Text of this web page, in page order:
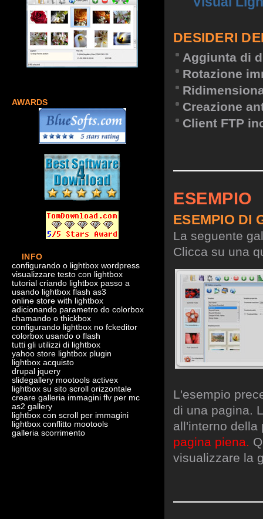
AWARDS
INFO
configurando o lightbox wordpress
visualizzare testo con lightbox
tutorial criando lightbox passo a
usando lightbox flash as3
online store with lightbox
adicionando parametro do colorbox
chamando o thickbox
configurando lightbox no fckeditor
colorbox usando o flash
tutti gli utilizzi di lightbox
yahoo store lightbox plugin
lightbox acquisto
drupal jquery
slidegallery mootools activex
lightbox su sito scroll orizzontale
creare galleria immagini flv per mc
as2 gallery
lightbox con scroll per immagini
lightbox conflitto mootools
galleria scorrimento
DESIDERI
Aggiunta di
Rotazione
Creazione
Client FTP
ESEMPIO
ESEMPIO DI
La seguente
Clicca su una
L'esempio
di una pagina.
all'interno
pagina piena.
visualizzare la